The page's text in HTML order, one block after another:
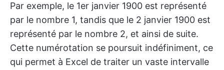
Par exemple, le 1er janvier 1900 est représenté
par le nombre 1, tandis que le 2 janvier 1900 est
représenté par le nombre 2, et ainsi de suite.
Cette numérotation se poursuit indéfiniment, ce
qui permet à Excel de traiter un vaste intervalle